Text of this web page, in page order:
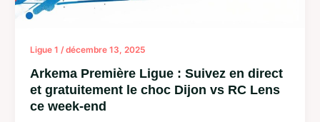
Ligue 1 /décembre 13, 2025
Arkema Première Ligue : Suivez en direct
et gratuitement le choc Dijon vs RC Lens
ce week-end